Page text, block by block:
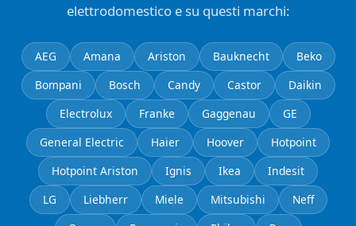
elettrodomestico e su questi marchi:
AEG Amana Ariston Bauknecht
Beko
Bompani
Bosch Candy Castor
Daikin
Electrolux
Franke Gaggenau
GE
General Electric
Haier Hoover
Hotpoint
Hotpoint Ariston
Ignis Ikea
Indesit
LG
Liebherr Miele Mitsubishi
Neff